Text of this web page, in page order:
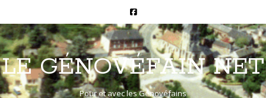
LE GÉNOVÉFAIN NET
Pour et avec les Génovéfains